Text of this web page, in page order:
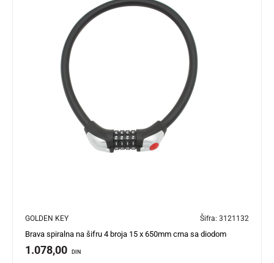
GOLDEN KEY Šifra: 3121132
Brava spiralna na šifru 4 broja 15 x 650mm crna sa diodom
1.078,00 DIN